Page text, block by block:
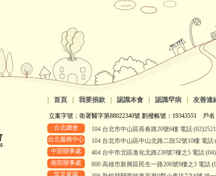
首頁 我要捐款 認識本會 認識罕病 友善連
立案字號：衛署醫字第88022340號 劃撥帳號：19343551 戶
台北總會
104 台北市中山區長春路20號6樓 電話
台北服務中心
104 台北市中山區中山北路二段52號10樓 電話
中部辦事處
404 台中市北區進化北路238號7樓之5 電話
南部辦事處
800 高雄市新興區民生一路206號9樓之3 電話
罕見家園